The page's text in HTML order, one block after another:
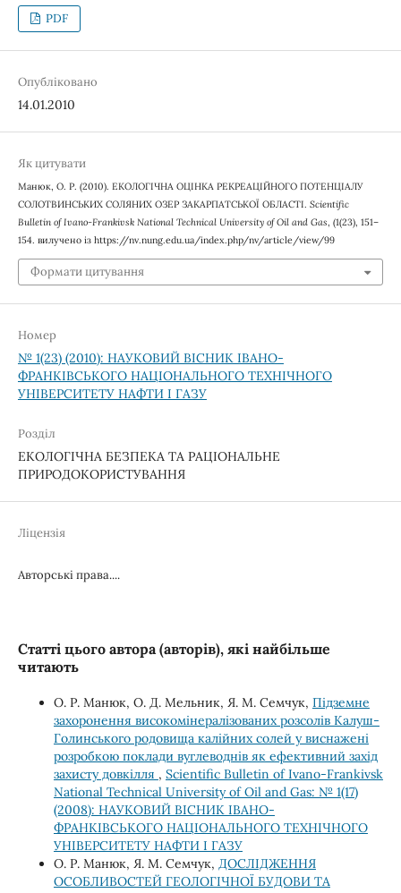
PDF
Опубліковано
14.01.2010
Як цитувати
Манюк, О. Р. (2010). ЕКОЛОГІЧНА ОЦІНКА РЕКРЕАЦІЙНОГО ПОТЕНЦІАЛУ
СОЛОТВИНСЬКИХ СОЛЯНИХ ОЗЕР ЗАКАРПАТСЬКОЇ ОБЛАСТІ. Scientific
Bulletin of Ivano-Frankivsk National Technical University of Oil and Gas, (1(23), 151–
154. вилучено із https://nv.nung.edu.ua/index.php/nv/article/view/99
Формати цитування
Номер
№ 1(23) (2010): НАУКОВИЙ ВІСНИК ІВАНО-
ФРАНКІВСЬКОГО НАЦІОНАЛЬНОГО ТЕХНІЧНОГО
УНІВЕРСИТЕТУ НАФТИ І ГАЗУ
Розділ
ЕКОЛОГІЧНА БЕЗПЕКА ТА РАЦІОНАЛЬНЕ
ПРИРОДОКОРИСТУВАННЯ
Ліцензія
Авторські права....
Статті цього автора (авторів), які найбільше
читають
О. Р. Манюк, О. Д. Мельник, Я. М. Семчук, Підземне
захоронення високомінералізованих розсолів Калуш-
Голинського родовища калійних солей у виснажені
розробкою поклади вуглеводнів як ефективний захід
захисту довкілля , Scientific Bulletin of Ivano-Frankivsk
National Technical University of Oil and Gas: № 1(17)
(2008): НАУКОВИЙ ВІСНИК ІВАНО-
ФРАНКІВСЬКОГО НАЦІОНАЛЬНОГО ТЕХНІЧНОГО
УНІВЕРСИТЕТУ НАФТИ І ГАЗУ
О. Р. Манюк, Я. М. Семчук, ДОСЛІДЖЕННЯ
ОСОБЛИВОСТЕЙ ГЕОЛОГІЧНОЇ БУДОВИ ТА